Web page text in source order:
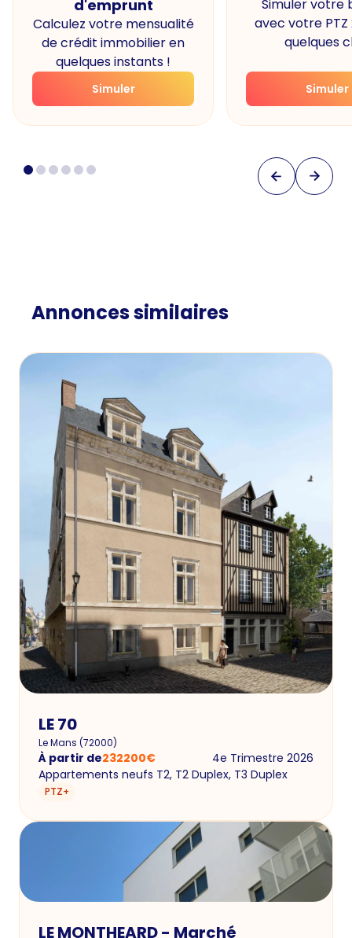
d'emprunt
Calculez votre mensualité
de crédit immobilier en
quelques instants !
Simuler
Simuler votre
avec votre PTZ
quelques
Simuler
Annonces similaires
LE 70
Le Mans (72000)
À partir de232200€
4e Trimestre 2026
Appartements neufs T2, T2 Duplex, T3 Duplex
PTZ+
LE MONTHEARD - Marché